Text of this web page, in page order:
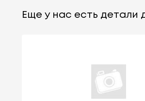
Еще у нас есть детали